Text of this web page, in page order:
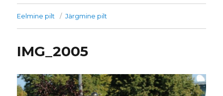
Eelmine pilt Järgmine pilt
IMG_2005